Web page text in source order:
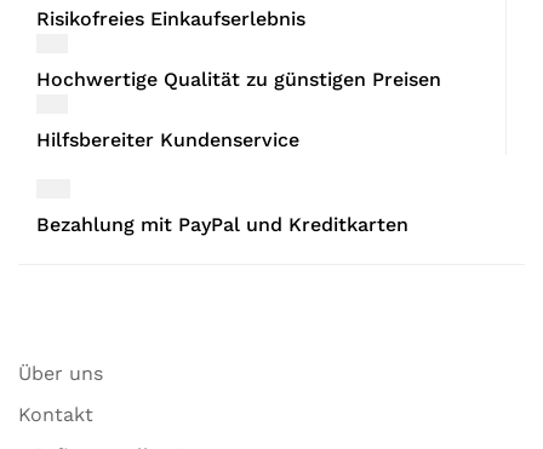
Risikofreies Einkaufserlebnis
Hochwertige Qualität zu günstigen Preisen
Hilfsbereiter Kundenservice
Bezahlung mit PayPal und Kreditkarten
Über uns
Kontakt